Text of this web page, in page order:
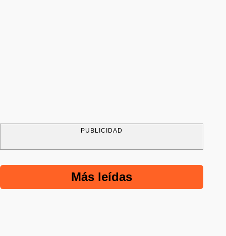
PUBLICIDAD
Más leídas